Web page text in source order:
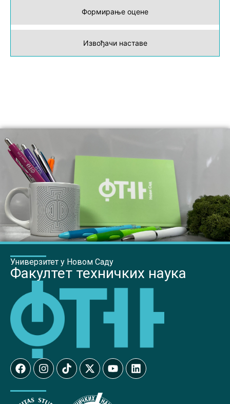
Формирање оцене
Извођачи наставе
Универзитет у Новом Саду
Факултет техничких наука